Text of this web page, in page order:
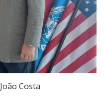
João Costa